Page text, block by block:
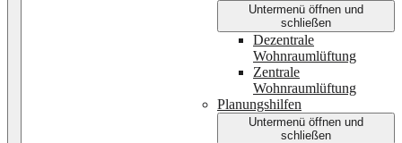
Untermenü öffnen und
schließen
Dezentrale
Wohnraumlüftung
Zentrale
Wohnraumlüftung
Planungshilfen
Untermenü öffnen und
schließen